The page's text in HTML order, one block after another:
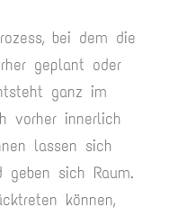
bei dem die
geplant oder
ganz im
vorher innerlich
lassen sich
geben sich Raum.
können,